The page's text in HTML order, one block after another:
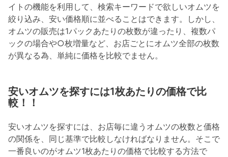
イトの機能を利用して、検索キーワードで欲しいオムツを
絞り込み、安い価格順に並べることはできます。しかし、
オムツの販売は1パックあたりの枚数が違ったり、複数パ
ックの場合や○枚増量など、お店ごとにオムツ全部の枚数
が異なる為、単純に価格を比較でません。
安いオムツを探すには1枚あたりの価格で比
較！！
安いオムツを探すには、お店毎に違うオムツの枚数と価格
の関係を、同じ基準で比較しなければなりません。そこで
一番良いのがオムツ1枚あたりの価格で比較する方法で